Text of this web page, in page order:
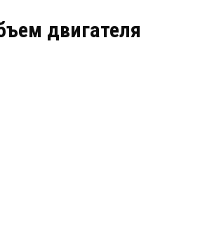
двигателя